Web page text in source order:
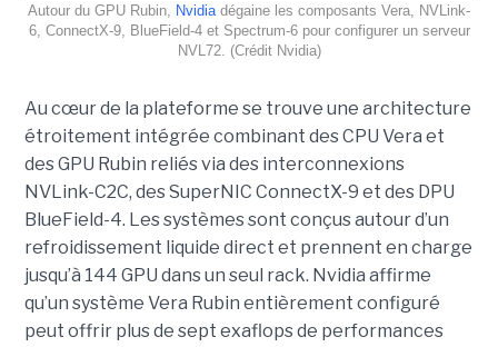
Autour du GPU Rubin, Nvidiadégaine les composants Vera, NVLink-
6, ConnectX-9, BlueField-4 et Spectrum-6 pour configurer un serveur
NVL72. (Crédit Nvidia)
Au cœur de la plateforme se trouve une architecture
étroitement intégrée combinant des CPU Vera et
des GPU Rubin reliés via des interconnexions
NVLink-C2C, des SuperNIC ConnectX-9 et des DPU
BlueField-4. Les systèmes sont conçus autour d’un
refroidissement liquide direct et prennent en charge
jusqu’à 144 GPU dans un seul rack. Nvidia affirme
qu’un système Vera Rubin entièrement configuré
peut offrir plus de sept exaflops de performances